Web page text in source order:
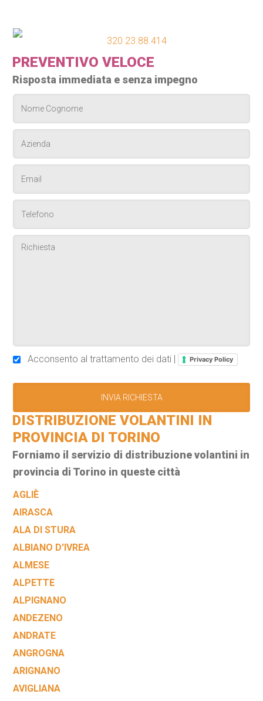
320 23.88.414
PREVENTIVO VELOCE
Risposta immediata e senza impegno
Acconsento al trattamento dei dati | Privacy Policy
DISTRIBUZIONE VOLANTINI IN
PROVINCIA DI TORINO
Forniamo il servizio di distribuzione volantini in
provincia di Torino in queste città
AGLIÈ
AIRASCA
ALA DI STURA
ALBIANO D'IVREA
ALMESE
ALPETTE
ALPIGNANO
ANDEZENO
ANDRATE
ANGROGNA
ARIGNANO
AVIGLIANA